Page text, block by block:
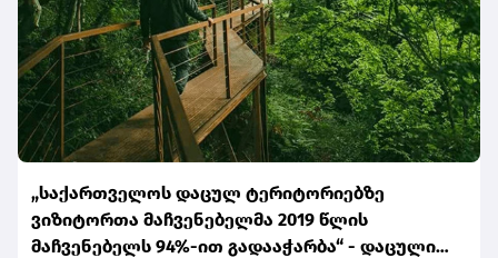
„საქართველოს დაცულ ტერიტორიებზე
ვიზიტორთა მაჩვენებელმა 2019 წლის
მაჩვენებელს 94%-ით გადააჭარბა“ - დაცული